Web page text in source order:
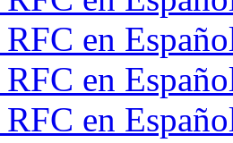
en
en
en